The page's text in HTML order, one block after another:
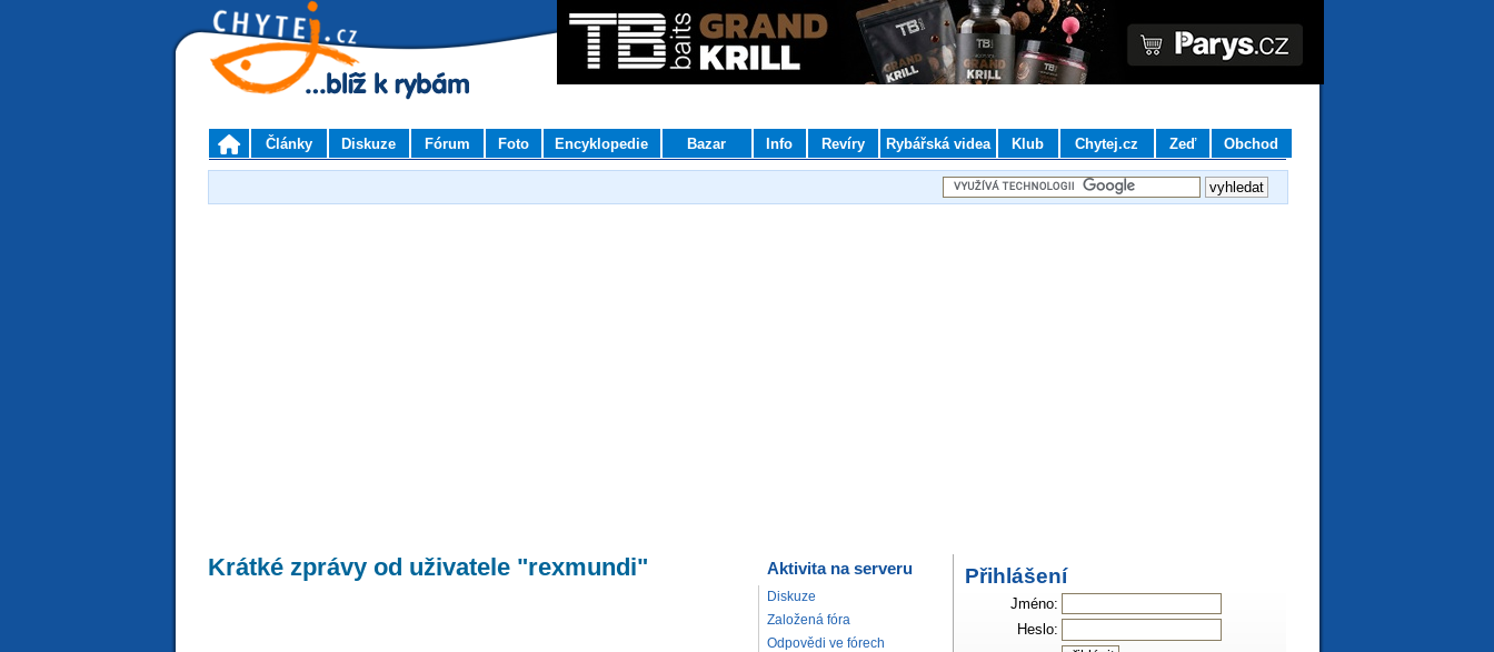
Články Diskuze Fórum Foto Encyklopedie Bazar Info Revíry Rybářská videa Klub Chytej.cz Zeď Obchod
Krátké zprávy od uživatele "rexmundi" Aktivita na serveru
Diskuze
Založená fóra
Odpovědi ve fórech
Přihlášení
Jméno:
Heslo: